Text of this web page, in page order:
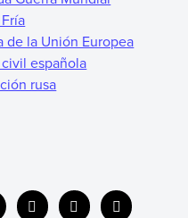
de la Unión Europea
española
rusa